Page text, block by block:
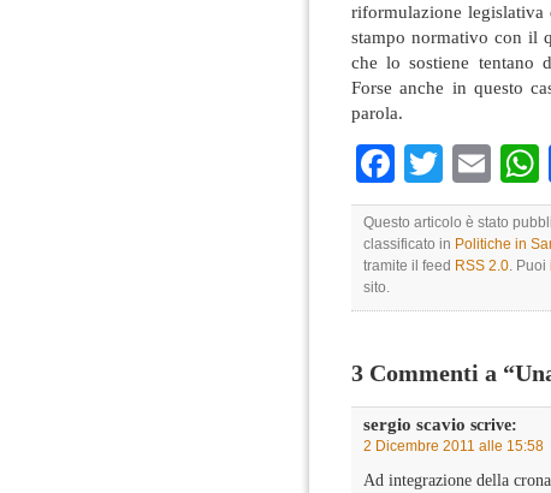
riformulazione legislativa
stampo normativo con il
che lo sostiene tentano
Forse anche in questo
parola.
Facebook
Twitter
Questo articolo è stato
classificato in Politiche in
tramite il feed RSS 2.0. Puoi
sito.
3 Commenti a
sergio scavio scrive:
2 Dicembre 2011 alle 15:58
Ad integrazione della